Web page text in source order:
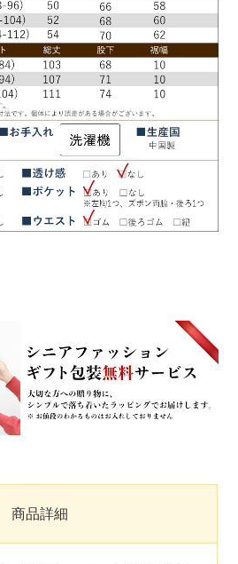
商品詳細